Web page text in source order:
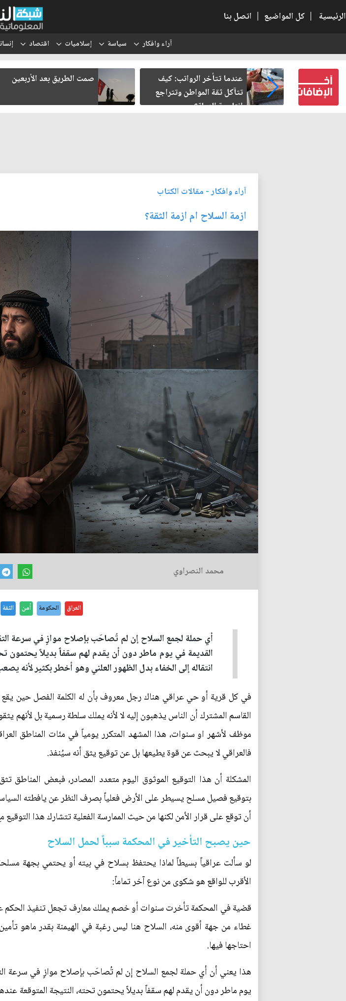
الرئيسية | كل المواضيع | اتصل بنا
آراء وافكار سياسة إسلاميات اقتصاد
حين
عندما تتأخر الرواتب: كيف
تتآكل ثقة المواطن وتتراجع
إنتاجية الدولة؟
صمت الطريق بعد الأربعين
آراء وافكار- مقالات الكتاب
‏ازمة السلاح ام ازمة الثقة؟
محمد النصراوي
العراق الحكومة أمن الثقة
أي حملة لجمع السلاح إن لم تُصاحَب بإصلاح موازٍ في سرعة
القديمة في يوم ماطر دون أن يقدم لهم سقفاً بديلاً يحتمون
انتقاله إلى الخفاء بدل الظهور العلني وهو أخطر بكثير لأنه
في كل قرية أو حي عراقي هناك رجل معروف بأن له الكلمة الفصل حين
القاسم المشترك أن الناس يذهبون إليه لا لأنه يملك سلطة رسمية بل
موظف لأشهر او سنوات، هذا المشهد المتكرر يومياً في مئات المناطق
فالعراقي لا يبحث عن قوة يطيعها بل عن توقيع يثق أنه سيُنفذ.
‏المشكلة أن هذا التوقيع الموثوق اليوم متعدد المصادر، فبعض المناطق
بتوقيع فصيل مسلح يسيطر على الأرض فعلياً بصرف النظر عن يافطته
أن توقع على قرار الأمن لكنها من حيث الممارسة الفعلية تتشارك هذا
‏حين يصبح التأخير في المحكمة سبباً لحمل السلاح
‏لو سألت عراقياً بسيطاً لماذا يحتفظ بسلاح في بيته أو يحتمي بجهة
الأقرب للواقع هو شكوى من نوع آخر تماماً:
‏قضية في المحكمة تأخرت سنوات أو خصم يملك معارف تجعل تنفيذ الحكم
غطاء من جهة أقوى منه، السلاح هنا ليس رغبة في الهيمنة بقدر ماهو
احتاجها فيها.
هذا يعني أن أي حملة لجمع السلاح إن لم تُصاحَب بإصلاح موازٍ في سرعة
يوم ماطر دون أن يقدم لهم سقفاً بديلاً يحتمون تحته، النتيجة المتوقعة